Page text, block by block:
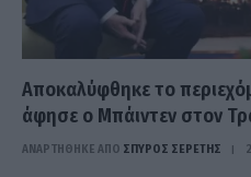
Αποκαλύφθηκε το
άφησε ο Μπάιντεν στον
ΑΝΑΡΤΗΘΗΚΕ ΑΠΟ ΣΠΎΡΟΣ ΣΕΡΈΤΗΣ